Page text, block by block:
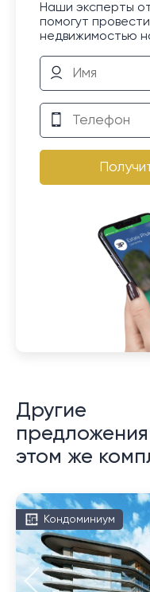
Наши эксперты
помогут
недвижимостью
Другие
этом же
Кондоминиум